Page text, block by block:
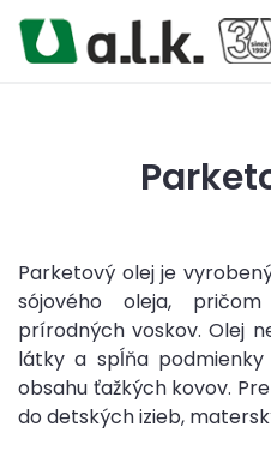
Parketový olej je
sójového oleja,
prírodných voskov. Olej
látky a spĺňa podmienky
obsahu ťažkých kovov.
do detských izieb,